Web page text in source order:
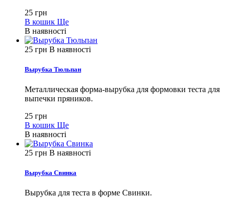
25 грн
В кошик Ще
В наявності
25 грн В наявності
Вырубка Тюльпан
Металлическая форма-вырубка для формовки теста для
выпечки пряников.
25 грн
В кошик Ще
В наявності
25 грн В наявності
Вырубка Свинка
Вырубка для теста в форме Свинки.